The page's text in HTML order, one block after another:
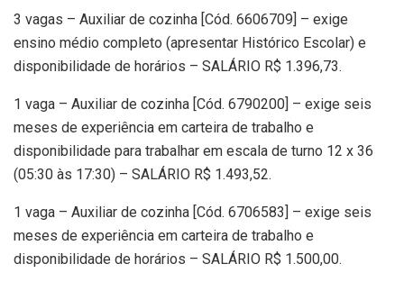
3 vagas – Auxiliar de cozinha [Cód. 6606709] – exige
ensino médio completo (apresentar Histórico Escolar) e
disponibilidade de horários – SALÁRIO R$ 1.396,73.
1 vaga – Auxiliar de cozinha [Cód. 6790200] – exige seis
meses de experiência em carteira de trabalho e
disponibilidade para trabalhar em escala de turno 12 x 36
(05:30 às 17:30) – SALÁRIO R$ 1.493,52.
1 vaga – Auxiliar de cozinha [Cód. 6706583] – exige seis
meses de experiência em carteira de trabalho e
disponibilidade de horários – SALÁRIO R$ 1.500,00.